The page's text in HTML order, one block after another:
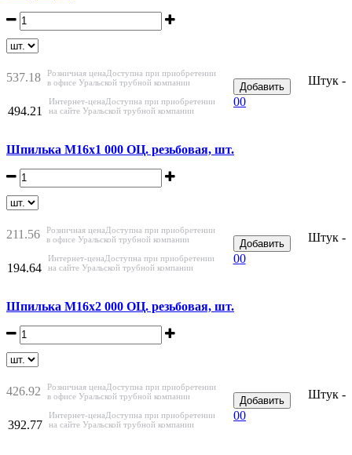
Штук -
537.18 Розничная ценаДоступна при приобретении
в офисе Уральской трубной компании
494.21
Интернет-ценаДоступна при приобретении
на сайте Уральской трубной компании
Добавить
00
Шпилька М16х1 000 ОЦ. резьбовая, шт.
Штук -
211.56 Розничная ценаДоступна при приобретении
в офисе Уральской трубной компании
194.64
Интернет-ценаДоступна при приобретении
на сайте Уральской трубной компании
Добавить
00
Шпилька М16х2 000 ОЦ. резьбовая, шт.
Штук -
426.92 Розничная ценаДоступна при приобретении
в офисе Уральской трубной компании
392.77
Интернет-ценаДоступна при приобретении
на сайте Уральской трубной компании
Добавить
00